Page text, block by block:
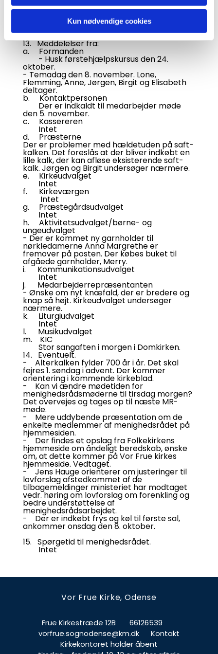
Kun nødvendige cookies
menighedsrådsmødet den 2. september
2025.
Underskrives.
13. Meddelelser fra:
a. Formanden
- Husk førstehjælpskursus den 24.
oktober.
- Temadag den 8. november. Lone,
Flemming, Anne, Jørgen, Birgit og Elisabeth
deltager.
b. Kontaktpersonen
Der er indkaldt til medarbejder møde
den 5. november.
c. Kassereren
Intet
d. Præsterne
Der er problemer med hældetuden på saft-
kalken. Det foreslås at der bliver indkøbt en
lille kalk, der kan afløse eksisterende saft-
kalk. Jørgen og Birgit undersøger nærmere.
e. Kirkeudvalget
Intet
f. Kirkeværgen
Intet
g. Præstegårdsudvalget
Intet
h. Aktivitetsudvalget/børne- og
ungeudvalget
- Der er kommet ny garnholder til
nørkledamerne Anna Margrethe er
fremover på posten. Der købes buket til
afgåede garnholder, Merry.
i. Kommunikationsudvalget
Intet
j. Medarbejderrepræsentanten
- Ønske om nyt knæfald, der er bredere og
knap så højt. Kirkeudvalget undersøger
nærmere.
k. Liturgiudvalget
Intet
l. Musikudvalget
m. KIC
Stor sangaften i morgen i Domkirken.
14. Eventuelt.
- Alterkalken fylder 700 år i år. Det skal
fejres 1. søndag i advent. Der kommer
orientering i kommende kirkeblad.
- Kan vi ændre mødetiden for
menighedsrådsmøderne til tirsdag morgen?
Det overvejes og tages op til næste MR-
møde.
- Mere uddybende præsentation om de
enkelte medlemmer af menighedsrådet på
hjemmesiden.
- Der findes et opslag fra Folkekirkens
hjemmeside om åndeligt beredskab, ønske
om, at dette kommer på Vor Frue kirkes
hjemmeside. Vedtaget.
- Jens Hauge orienterer om justeringer til
lovforslag afstedkommet af de
tilbagemeldinger ministeriet har modtaget
vedr. høring om lovforslag om forenkling og
bedre understøttelse af
menighedsrådsarbejdet.
- Der er indkøbt frys og køl til første sal,
ankommer onsdag den 8. oktober.
15. Spørgetid til menighedsrådet.
Intet
Vor Frue Kirke, Odense
Frue Kirkestræde 12B 66126539
vorfrue.sognodense@km.dk Kontakt
Kirkekontoret holder åbent